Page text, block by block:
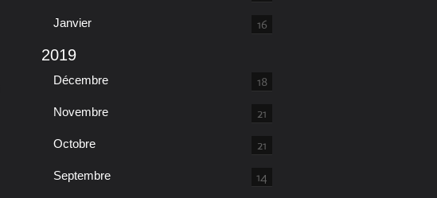
Janvier 16
2019
Décembre 18
Novembre 21
Octobre 21
Septembre 14